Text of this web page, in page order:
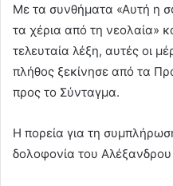
Με τα συνθήματα «Αυτή η
τα χέρια από τη νεολαία»
τελευταία λέξη, αυτές οι
πλήθος ξεκίνησε από τα
προς το Σύνταγμα.
Η πορεία για τη
δολοφονία του